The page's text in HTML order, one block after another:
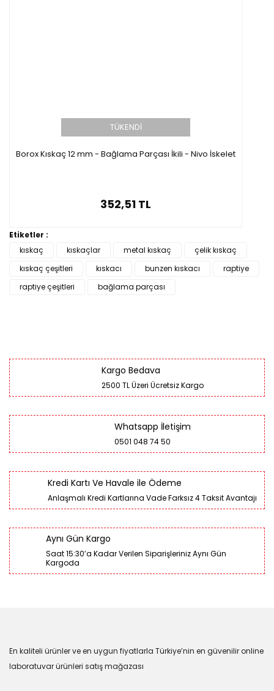
TÜKENDİ
Borox Kıskaç 12 mm - Bağlama Parçası İkili - Nivo İskelet
352,51 TL
Etiketler :
kıskaç
kıskaçlar metal kıskaç
çelik kıskaç
kıskaç çeşitleri
kıskacı bunzen kıskacı
raptiye
raptiye çeşitleri
bağlama parçası
Kargo Bedava
2500 TL Üzeri Ücretsiz Kargo
Whatsapp İletişim
0501 048 74 50
Kredi Kartı Ve Havale ile Ödeme
Anlaşmalı Kredi Kartlarına Vade Farksız 4 Taksit Avantajı
Aynı Gün Kargo
Saat 15:30’a Kadar Verilen Siparişleriniz Aynı Gün
Kargoda
En kaliteli ürünler ve en uygun fiyatlarla Türkiye’nin en güvenilir online
laboratuvar ürünleri satış mağazası